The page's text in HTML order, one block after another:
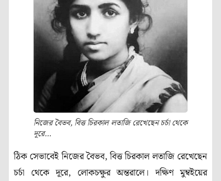
নিজের বৈভব, বিত্ত চিরকাল লতাজি রেখেছেন চর্চা থেকে
দূরে…
ঠিক সেভাবেই নিজের বৈভব, বিত্ত চিরকাল লতাজি রেখেছেন
চর্চা থেকে দূরে, লোকচক্ষুর অন্তরালে। দক্ষিণ মুম্বইয়ের